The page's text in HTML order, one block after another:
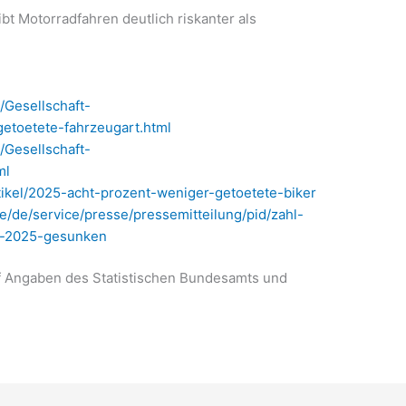
Motorradfahren deutlich riskanter als
fahrzeugart.html
2025-acht-prozent-weniger-getoetete-biker
de/service/presse/pressemitteilung/pid/zahl-
gesunken
des Statistischen Bundesamts und